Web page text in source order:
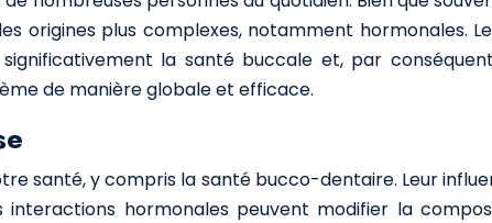
origines plus complexes, notamment hormonales.
la santé buccale et, par
de manière globale et efficace.
santé, y compris la santé bucco-dentaire. Leur
hormonales peuvent modifier la